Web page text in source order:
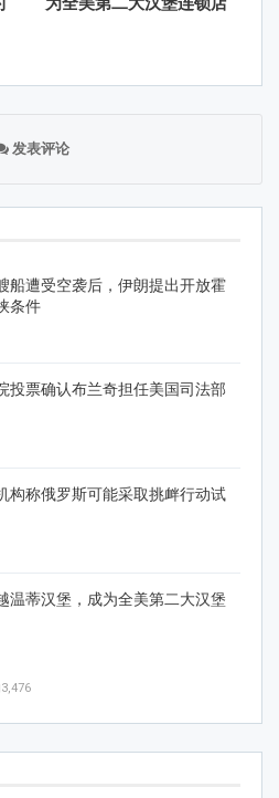
发表评论
船遭受空袭后，伊朗提出开放霍
条件
投票确认布兰奇担任美国司法部
构称俄罗斯可能采取挑衅行动试
温蒂汉堡，成为全美第二大汉堡